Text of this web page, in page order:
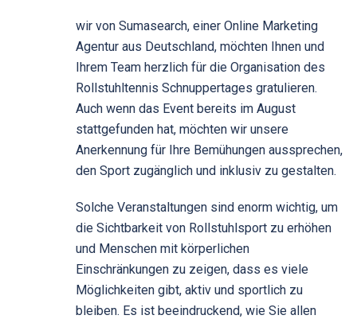
wir von Sumasearch, einer Online Marketing
Agentur aus Deutschland, möchten Ihnen und
Ihrem Team herzlich für die Organisation des
Rollstuhltennis Schnuppertages gratulieren.
Auch wenn das Event bereits im August
stattgefunden hat, möchten wir unsere
Anerkennung für Ihre Bemühungen aussprechen,
den Sport zugänglich und inklusiv zu gestalten.
Solche Veranstaltungen sind enorm wichtig, um
die Sichtbarkeit von Rollstuhlsport zu erhöhen
und Menschen mit körperlichen
Einschränkungen zu zeigen, dass es viele
Möglichkeiten gibt, aktiv und sportlich zu
bleiben. Es ist beeindruckend, wie Sie allen